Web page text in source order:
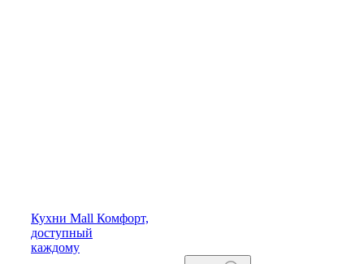
Кухни Mall Комфорт,
доступный
каждому